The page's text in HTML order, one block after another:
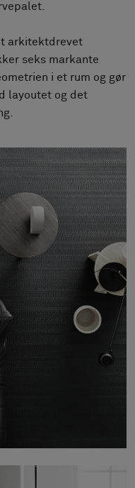
arkitektdrevet
seks markante
i et rum og gør
layoutet og det